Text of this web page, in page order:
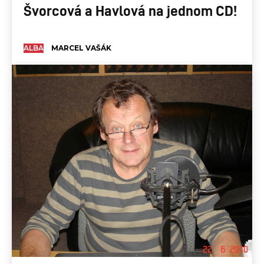
Švorcová a Havlová na jednom CD!
ALBA MARCEL VAŠÁK